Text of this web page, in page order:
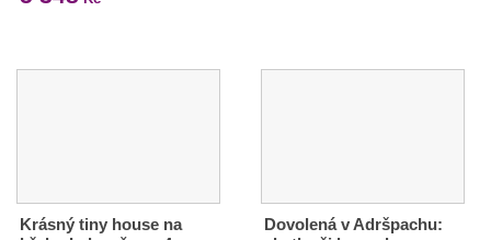
Krásný tiny house na
Dovolená v Adršpachu: